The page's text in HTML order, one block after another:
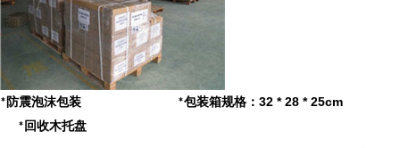
* 防震泡沫包装 *包装箱规格： 32 * 28 * 25cm
* 回收木托盘